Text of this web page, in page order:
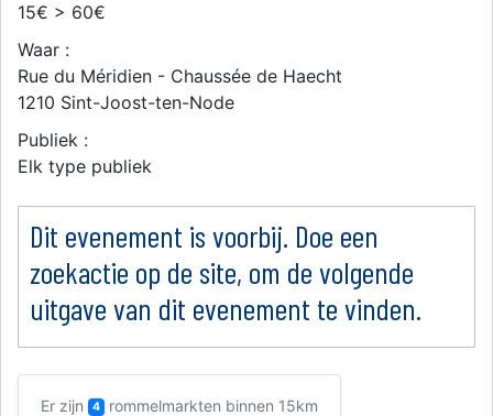
15€ > 60€
Waar :
Rue du Méridien - Chaussée de Haecht
1210 Sint-Joost-ten-Node
Publiek :
Elk type publiek
Dit evenement is voorbij. Doe een
zoekactie op de site, om de volgende
uitgave van dit evenement te vinden.
Er zijn 4 rommelmarkten binnen 15km